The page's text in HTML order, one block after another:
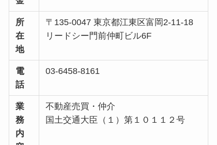
所
在
地
〒135-0047 東京都江東区富岡2-11-18
リードシー門前仲町ビル6F
電
話
03-6458-8161
業
務
内
不動産売買・仲介
国土交通大臣（１）第１０１１２号